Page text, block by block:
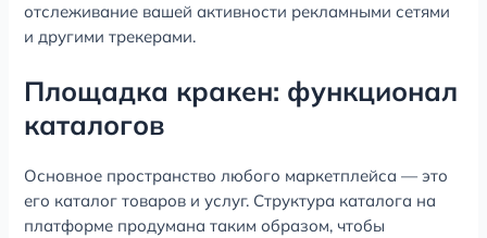
отслеживание вашей активности рекламными сетями
и другими трекерами.
Площадка кракен: функционал
каталогов
Основное пространство любого маркетплейса — это
его каталог товаров и услуг. Структура каталога на
платформе продумана таким образом, чтобы